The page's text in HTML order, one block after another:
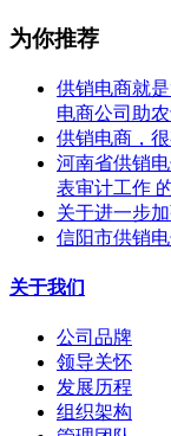
为你推荐
供销电商就
电商公司助
供销电商，很
河南省供销
表审计工作
关于进一步
信阳市供销
关于我们
公司品牌
领导关怀
发展历程
组织架构